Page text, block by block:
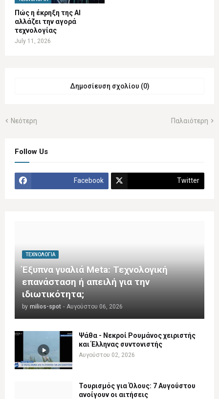
Πώς η έκρηξη της AI
αλλάζει την αγορά
τεχνολογίας
July 11, 2026
Δημοσίευση σχολίου (0)
Νεότερη Παλαιότερη
Follow Us
Facebook Twitter
ΤΕΧΝΟΛΟΓΊΑ
Έξυπνα γυαλιά Meta: Τεχνολογική
επανάσταση ή απειλή για την
ιδιωτικότητα;
by milios-spot - Αυγούστου 06, 2026
Ψάθα - Νεκροί Ρουμάνος χειριστής
και Έλληνας συντονιστής
Αυγούστου 02, 2026
Τουρισμός για Όλους: 7 Αυγούστου
ανοίγουν οι αιτήσεις